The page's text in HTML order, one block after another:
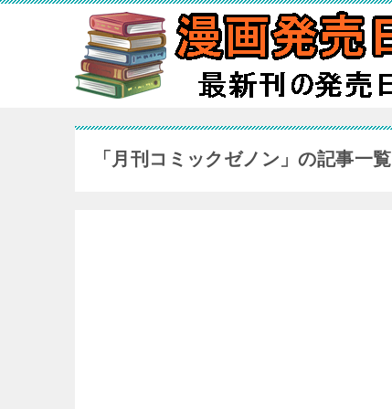
「月刊コミックゼノン」の記事一覧